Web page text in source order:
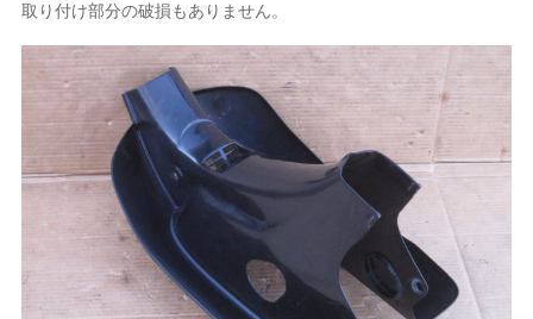
取り付け部分の破損もありません。